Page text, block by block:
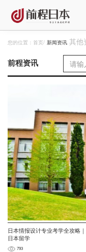
您的位置： 首页/ 新闻资讯 其他
前程资讯
日本情报设计专业考学全攻略
日本留学
793